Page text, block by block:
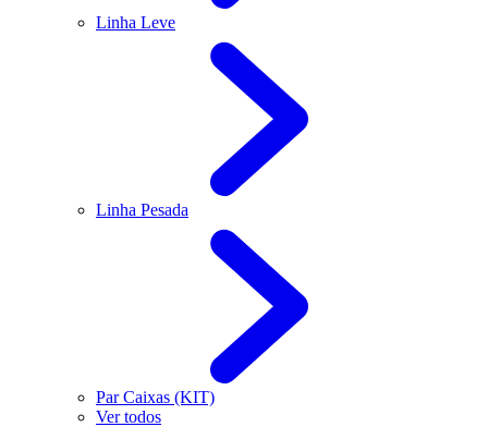
Linha Leve
Linha Pesada
Par Caixas (KIT)
Ver todos